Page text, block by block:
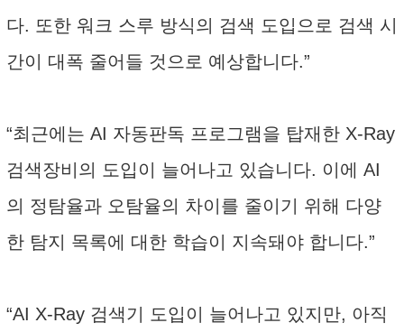
다. 또한 워크 스루 방식의 검색 도입으로 검색 시
간이 대폭 줄어들 것으로 예상합니다.”
“최근에는 AI 자동판독 프로그램을 탑재한 X-Ray
검색장비의 도입이 늘어나고 있습니다. 이에 AI
의 정탐율과 오탐율의 차이를 줄이기 위해 다양
한 탐지 목록에 대한 학습이 지속돼야 합니다.”
“AI X-Ray 검색기 도입이 늘어나고 있지만, 아직